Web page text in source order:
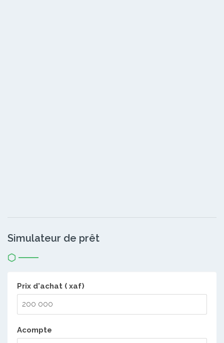
Simulateur de prêt
Prix d'achat ( xaf)
Acompte